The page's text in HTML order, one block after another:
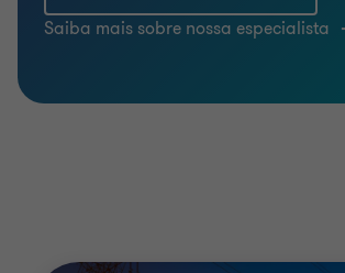
Saiba mais sobre nossa especialista